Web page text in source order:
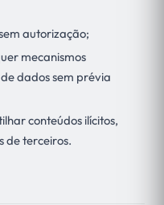
autorização;
mecanismos
dados sem prévia
conteúdos ilícitos,
de terceiros.